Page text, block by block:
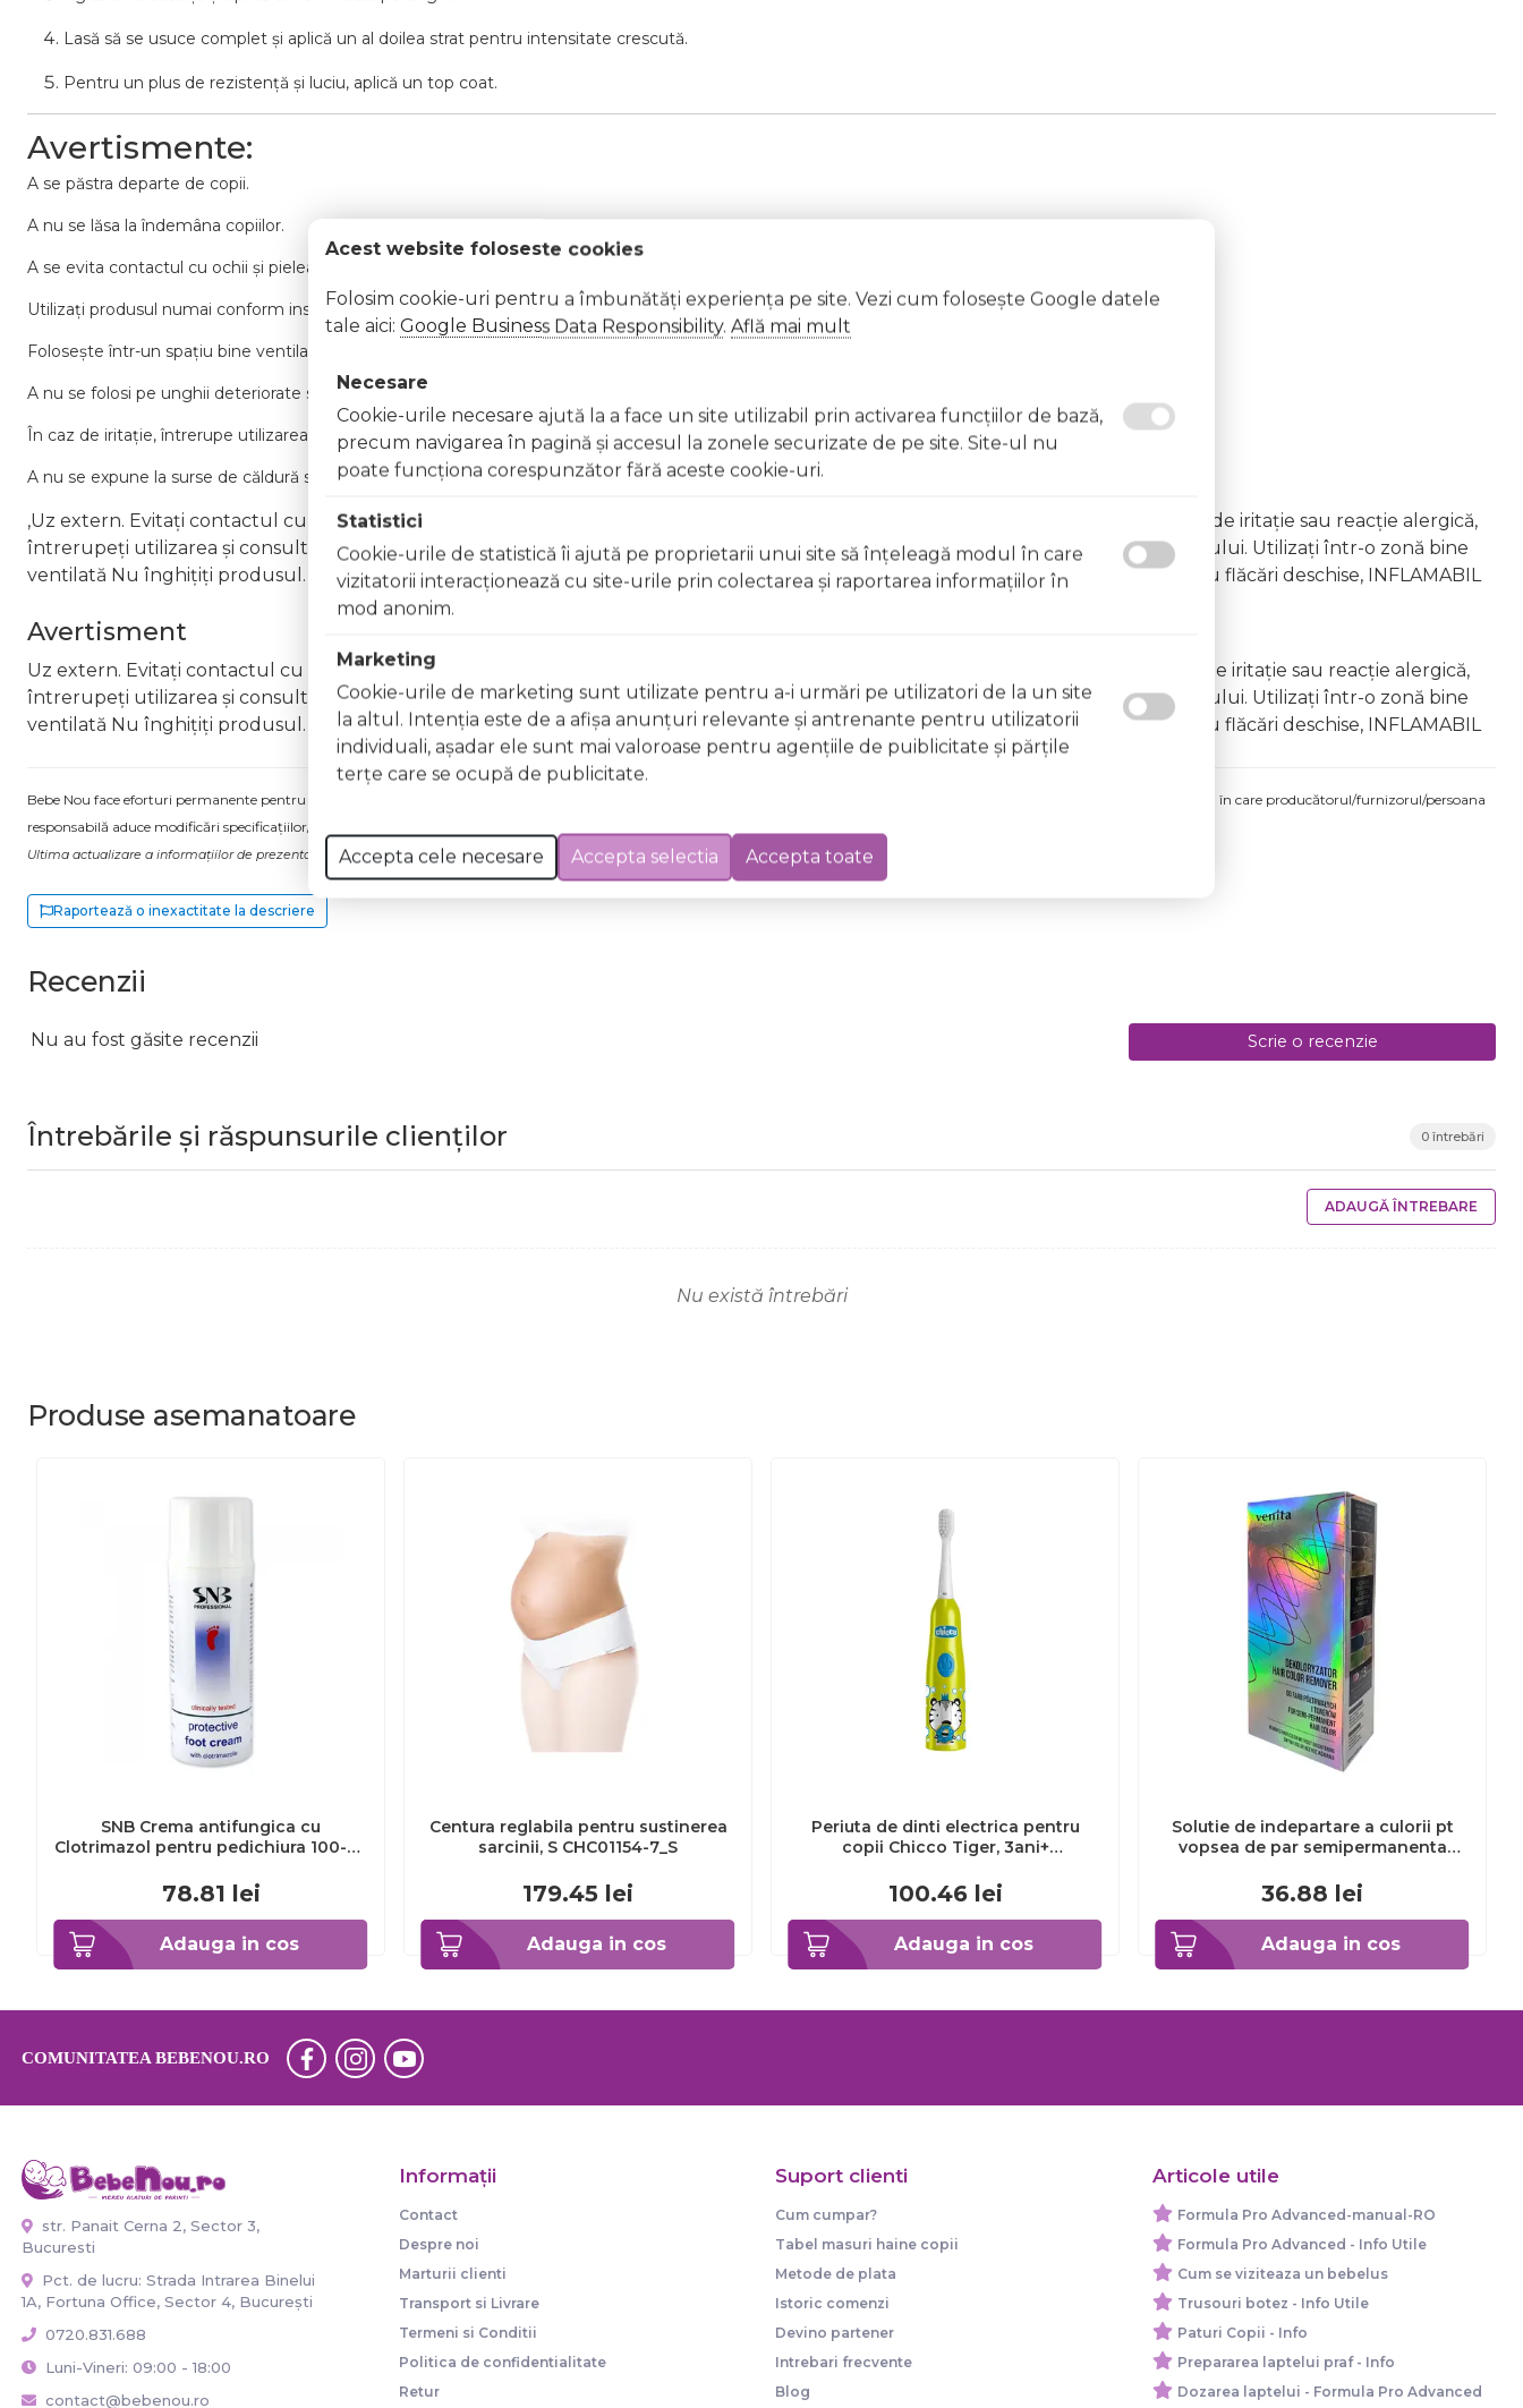
Lasă să se usuce complet și aplică un al doilea strat pentru intensitate crescută.
Pentru un plus de rezistență și luciu, aplică un top coat.
Avertismente:
A se păstra departe de copii.
A nu se lăsa laîndemâna copiilor.
A se evita contactul cu ochii și pielea
Utilizați produsul numai conform instrucțiunilor.
Foloseșteîntr-un spațiu bine ventilat.
A nu se folosi pe unghii deteriorate sau infectate.
În caz de iritație,întrerupe utilizarea consultăunmedic.
A nu se expune la surse de căldură sau flacără deschisă.
,Uz extern. Evitați contactul cu ochii. În caz de contact, clătiți imediat cu apă din abundență A nu se lăsa la îndemâna copiilor În caz de iritație sau reacție alergică,
întrerupeți utilizarea și consultați un specialist Nu aplicați lacul pe unghii deteriorate sau fragile Evitați inhalarea vapourilor produsului. Utilizați într-o zonă bine
ventilată Nu înghițiți produsul. În caz de ingerare accidentală, consultați imediat un medic Evitați expunerea la surse de căldură sau flăcări deschise, INFLAMABIL
Avertisment
Uz extern. Evitați contactul cu ochii. În caz de contact, clătiți imediat cu apă din abundențăA nu se lăsa la îndemâna copiilor În caz de iritație sau reacție alergică,
întrerupeți utilizarea și consultați un specialist Nu aplicați lacul pe unghii deteriorate sau fragile Evitați inhalarea vapourilor produsului. Utilizați într-o zonă bine
ventilată Nu înghițiți produsul. În caz de ingerare accidentală, consultați imediat un medic Evitați expunerea la surse de căldură sau flăcări deschise, INFLAMABIL
Bebe Nou face eforturi permanente pentru a păstra informațiile actualizate. Excepții pentru care informațiile prezentate pot fi diferite față de cele ale produsului comandat pot fi acelea în care producătorul/furnizorul/persoana
responsabilă aduce modificări specificațiilor/etichetei acestuia, fără a ne informa în prealabil. În cazul apariției unor diferențe, prevalează informația de pe etichetele produsului fizic.
Ultima actualizare a informațiilor de prezentare pentru Lac unghii Gel Effect GE49 Free Your Chakras Wild & Mild, 12ml a fost efectuată la data de 07.08.2026
Raportează o inexactitate la descriere
Recenzii
Nu au fost găsite recenzii Scrie o recenzie
Întrebările și răspunsurile clienților 0 întrebări
ADAUGĂ ÎNTREBARE
Nu există întrebări
Produse asemanatoare
Adauga in cos
SNB Crema antifungica cu
Clotrimazol pentru pedichiura 100-ml
78.81 lei
Adauga in cos
Centura reglabila pentru sustinerea
sarcinii, S CHC01154-7_S
179.45 lei
Adauga in cos
Periuta de dinti electrica pentru
copii Chicco Tiger, 3ani+
100.46 lei
Adauga in cos
Solutie de indepartare a culorii pt
vopsea de par semipermanenta
ml
36.88 lei
COMUNITATEA BEBENOU.RO
str. Panait Cerna 2, Sector 3,
Bucuresti
Pct. de lucru: Strada Intrarea Binelui
1A, Fortuna Office, Sector 4, București
0720.831.688
Luni-Vineri: 09:00 - 18:00
contact@bebenou.ro
Informaţii
Contact
Despre noi
Marturii clienti
Transport si Livrare
Termeni si Conditii
Politica de confidentialitate
Retur
Suport clienti
Cum cumpar?
Tabel masuri haine copii
Metode de plata
Istoric comenzi
Devino partener
Intrebari frecvente
Blog
Articole utile
Formula Pro Advanced-manual-RO
Formula Pro Advanced - Info Utile
Cum se viziteaza un bebelus
Trusouri botez - Info Utile
Paturi Copii - Info
Prepararea laptelui praf - Info
Dozarea laptelui - Formula Pro Advanced
Acest website foloseste cookies
Folosim cookie-uri pentru a îmbunătăți experiența pe site. Vezi cum folosește Google datele
tale aici: Google Business Data Responsibility. Află mai mult
Necesare
Cookie-urile necesare ajută la a face un site utilizabil prin activarea funcţiilor de bază,
precum navigarea în pagină şi accesul la zonele securizate de pe site. Site-ul nu
poate funcţiona corespunzător fără aceste cookie-uri.
Statistici
Cookie-urile de statistică îi ajută pe proprietarii unui site să înţeleagă modul în care
vizitatorii interacţionează cu site-urile prin colectarea şi raportarea informaţiilor în
mod anonim.
Marketing
Cookie-urile de marketing sunt utilizate pentru a-i urmări pe utilizatori de la un site
la altul. Intenţia este de a afişa anunţuri relevante şi antrenante pentru utilizatorii
individuali, aşadar ele sunt mai valoroase pentru agenţiile de puiblicitate şi părţile
terţe care se ocupă de publicitate.
Accepta cele necesare Accepta selectia Accepta toate